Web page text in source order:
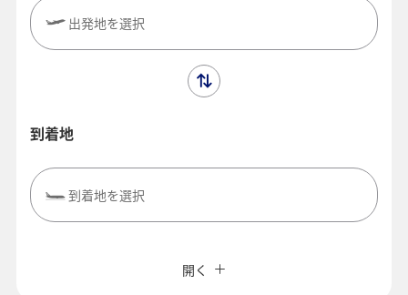
出発地を選択
到着地
到着地を選択
往復で異なるクラスで検索開く